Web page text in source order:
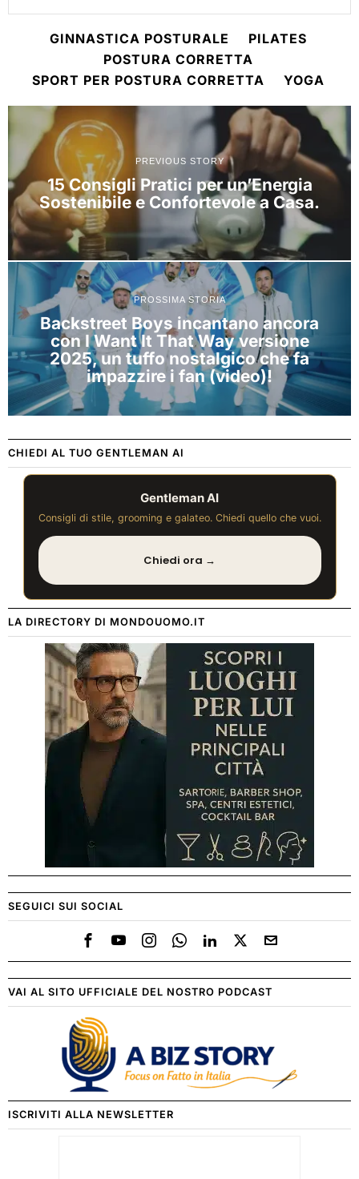
GINNASTICA POSTURALE
PILATES
POSTURA CORRETTA
SPORT PER POSTURA CORRETTA
YOGA
PREVIOUS STORY
15 Consigli Pratici per un’Energia
Sostenibile e Confortevole a Casa.
PROSSIMA STORIA
Backstreet Boys incantano ancora
con I Want It That Way versione
2025, un tuffo nostalgico che fa
impazzire i fan (video)!
CHIEDI AL TUO GENTLEMAN AI
Gentleman AI
Consigli di stile, grooming e galateo. Chiedi quello che vuoi.
Chiedi ora →
LA DIRECTORY DI MONDOUOMO.IT
SEGUICI SUI SOCIAL
VAI AL SITO UFFICIALE DEL NOSTRO PODCAST
ISCRIVITI ALLA NEWSLETTER